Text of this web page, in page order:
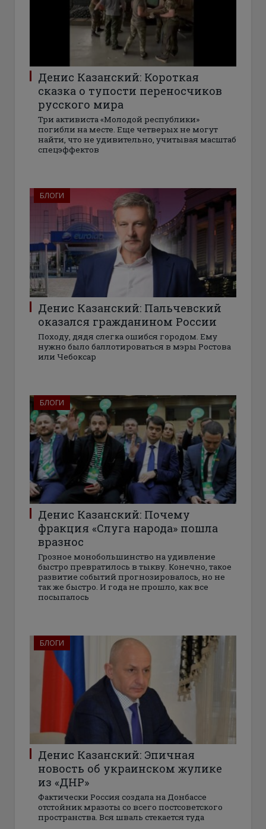
Денис Казанский: Короткая
сказка о тупости переносчиков
русского мира
Три активиста «Молодой республики»
погибли на месте. Еще четверых не могут
найти, что не удивительно, учитывая масштаб
спецэффектов
БЛОГИ
Денис Казанский: Пальчевский
оказался гражданином России
Походу, дядя слегка ошибся городом. Ему
нужно было баллотироваться в мэры Ростова
или Чебоксар
БЛОГИ
Денис Казанский: Почему
фракция «Слуга народа» пошла
вразнос
Грозное монобольшинство на удивление
быстро превратилось в тыкву. Конечно, такое
развитие событий прогнозировалось, но не
так же быстро. И года не прошло, как все
посыпалось
БЛОГИ
Денис Казанский: Эпичная
новость об украинском жулике
из «ДНР»
Фактически Россия создала на Донбассе
отстойник мразоты со всего постсоветского
пространства. Вся шваль стекается туда